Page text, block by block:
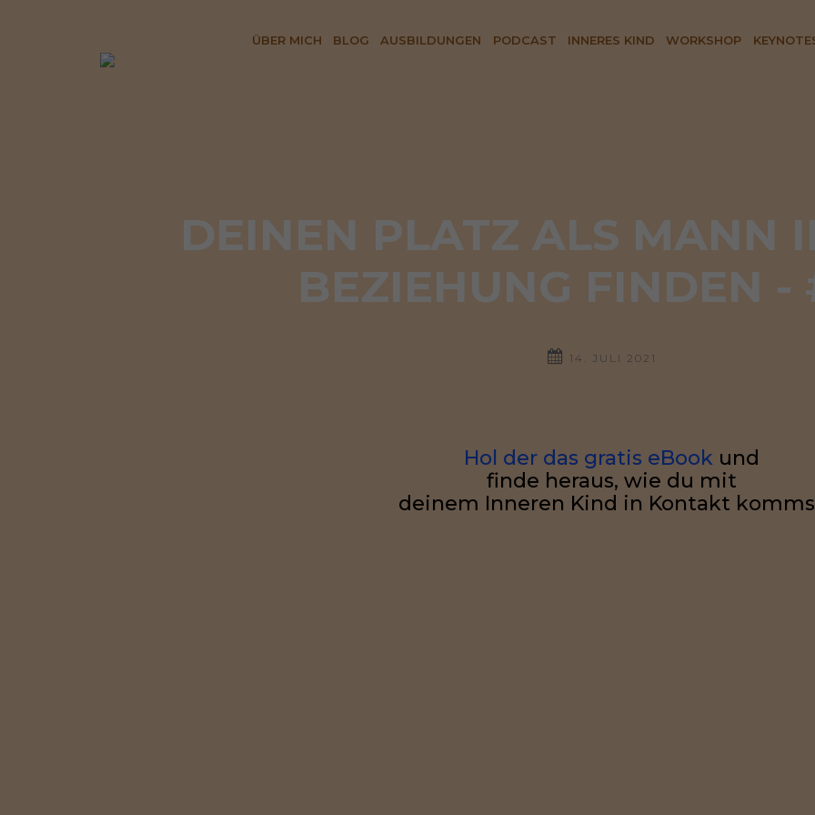
ÜBER MICH BLOG AUSBILDUNGEN PODCAST INNERES KIND WORKSHOP
DEINEN PLATZ ALS MANN
BEZIEHUNG FINDEN
14. JULI 2021
Hol der das gratis eBook und
finde heraus, wie du mit
deinem Inneren Kind in Kontakt